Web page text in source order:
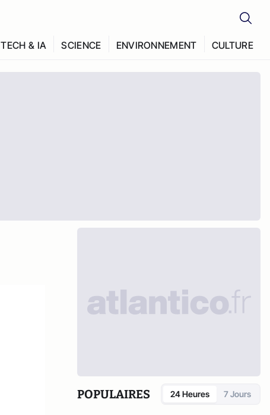
TECH & IA SCIENCE ENVIRONNEMENT CULTURE
POPULAIRES 24 Heures 7 Jours